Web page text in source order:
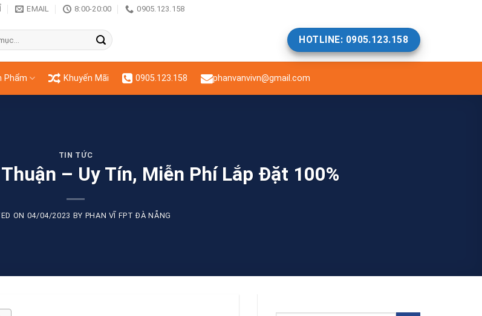
EMAIL 8:00-20:00 0905.123.158
HOTLINE: 0905.123.158
Phẩm Khuyến Mãi 0905.123.158 phanvanvivn@gmail.com
TIN TỨC
– Uy Tín, Miễn Phí Lắp Đặt 100%
ON 04/04/2023 BY PHAN VĨ FPT ĐÀ NẴNG